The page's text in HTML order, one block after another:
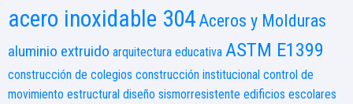
acero inoxidable 304Aceros y Molduras
aluminio extruido arquitectura educativa ASTM E1399
construcción de colegios construcción institucional control de
movimiento estructural diseño sismorresistente edificios escolares